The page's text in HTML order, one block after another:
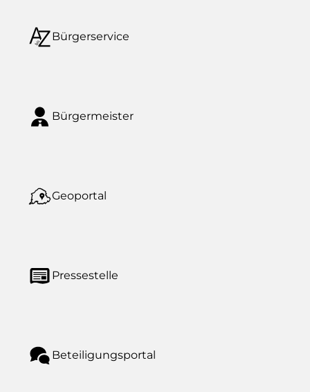
Bürgerservice
Bürgermeister
Geoportal
Pressestelle
Beteiligungsportal